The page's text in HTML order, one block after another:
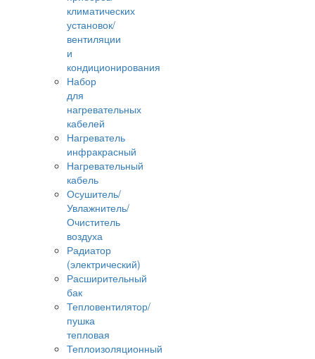
климатических
установок/
вентиляции
и
кондиционирования
Набор
для
нагревательных
кабелей
Нагреватель
инфракрасный
Нагревательный
кабель
Осушитель/
Увлажнитель/
Очиститель
воздуха
Радиатор
(электрический)
Расширительный
бак
Тепловентилятор/
пушка
тепловая
Теплоизоляционный